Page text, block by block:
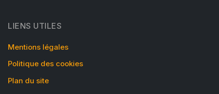
LIENS UTILES
Mentions légales
Politique des cookies
Plan du site